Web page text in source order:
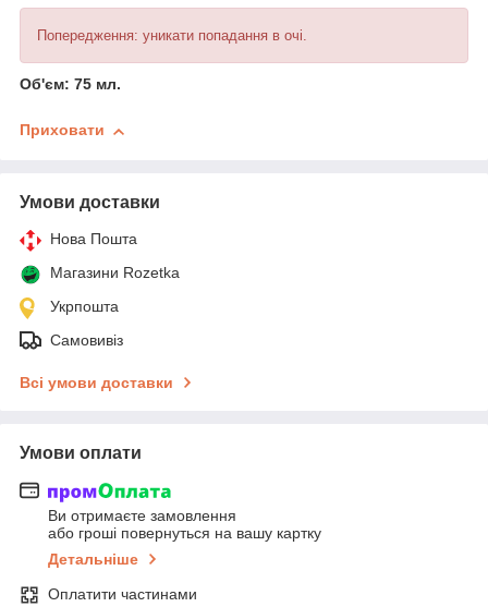
Попередження: уникати попадання в очі.
Об'єм: 75 мл.
Приховати
Умови доставки
Нова Пошта
Магазини Rozetka
Укрпошта
Самовивіз
Всі умови доставки
Умови оплати
Ви отримаєте замовлення
або гроші повернуться на вашу картку
Детальніше
Оплатити частинами